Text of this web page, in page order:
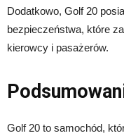
Dodatkowo, Golf 20
bezpieczeństwa, które
kierowcy i pasażerów.
Golf 20 to samochód,